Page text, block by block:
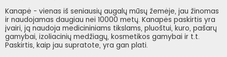
Kanapė - vienas iš seniausių augalų mūsų žemėje, jau žinomas
ir naudojamas daugiau nei 10000 metų. Kanapės paskirtis yra
įvairi, ją naudoja medicininiams tikslams, pluoštui, kuro, pašarų
gamybai, izoliacinių medžiagų, kosmetikos gamybai ir t.t.
Paskirtis, kaip jau supratote, yra gan plati.